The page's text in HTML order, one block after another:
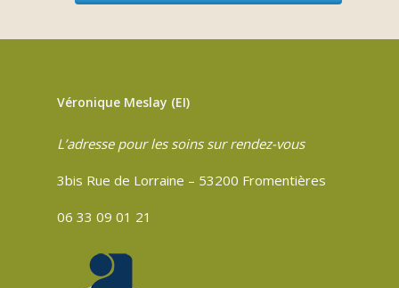
Véronique Meslay (EI)
L’adresse pour les soins sur rendez-vous
3bis Rue de Lorraine – 53200 Fromentières
06 33 09 01 21